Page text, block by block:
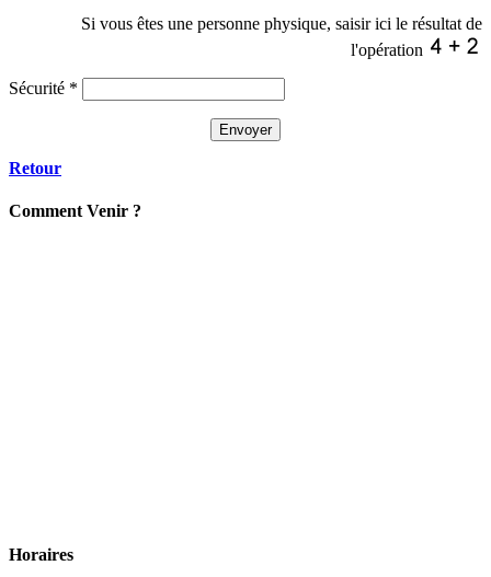
Si vous êtes une personne physique, saisir ici le résultat de
l'opération
Sécurité *
Retour
Comment Venir ?
Horaires